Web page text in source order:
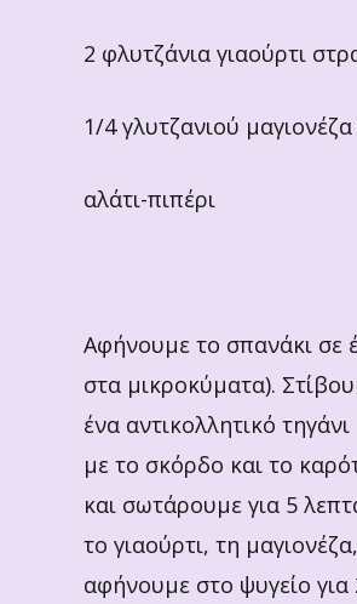
2 φλυτζάνια γιαούρτι
1/4 γλυτζανιού
αλάτι-πιπέρι
Αφήνουμε το σπανάκι σε
στα μικροκύματα).
ένα αντικολλητικό
με το σκόρδο και το
και σωτάρουμε για 5
το γιαούρτι, τη
αφήνουμε στο ψυγείο για